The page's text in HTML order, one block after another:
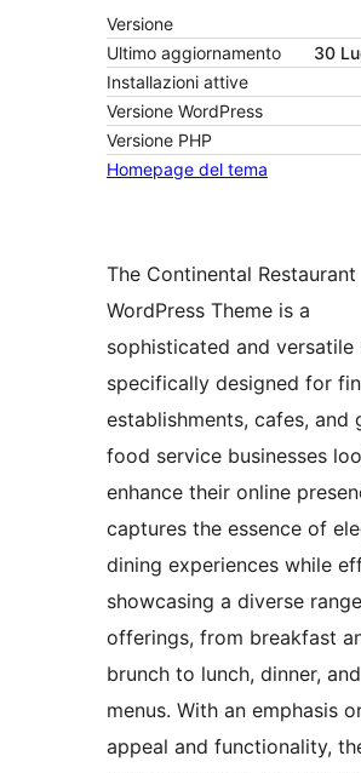
Versione
Ultimo aggiornamento
30
Installazioni attive
Versione WordPress
Versione PHP
Homepage del tema
The Continental Restaurant
WordPress Theme is a
sophisticated and versatile
specifically designed for
establishments, cafes, and
food service businesses
enhance their online
captures the essence of
dining experiences while
showcasing a diverse
offerings, from breakfast
brunch to lunch, dinner,
menus. With an emphasis
appeal and functionality,